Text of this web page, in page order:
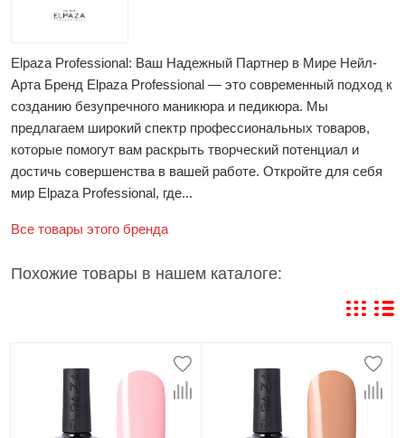
Elpaza Professional: Ваш Надежный Партнер в Мире Нейл-
Арта Бренд Elpaza Professional — это современный подход к
созданию безупречного маникюра и педикюра. Мы
предлагаем широкий спектр профессиональных товаров,
которые помогут вам раскрыть творческий потенциал и
достичь совершенства в вашей работе. Откройте для себя
мир Elpaza Professional, где...
Все товары этого бренда
Похожие товары в нашем каталоге: